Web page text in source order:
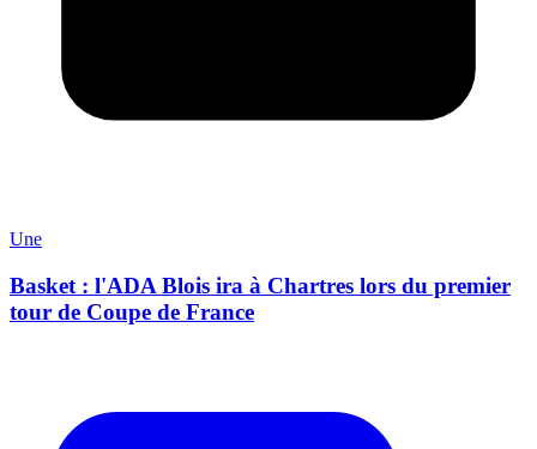
Une
Basket : l'ADA Blois ira à Chartres lors du premier
tour de Coupe de France